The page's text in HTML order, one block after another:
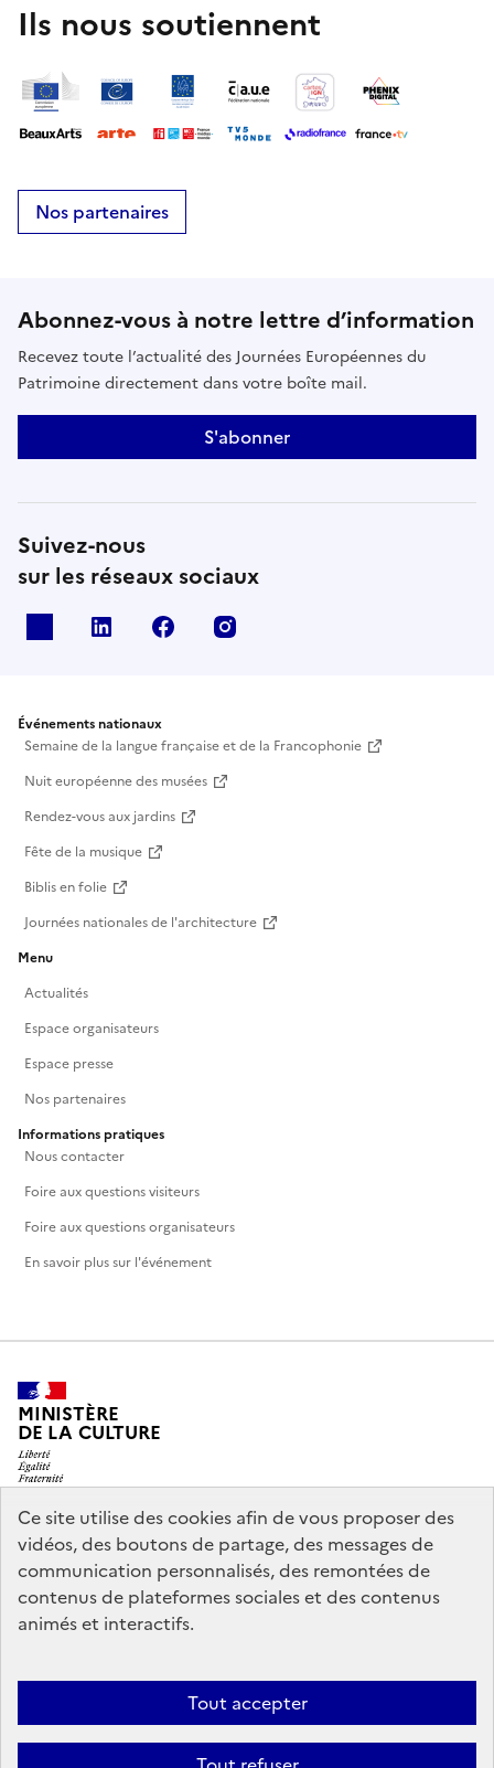
d'une femme qui, par son talent et son audace, a
ouvert un chemin encore peu emprunté à son
Journées du Matrimoine 2026
Ils nous soutiennent
Nos partenaires
Abonnez-vous à notre lettre d’information
Recevez toute l’actualité des Journées Européennes du
Patrimoine directement dans votre boîte mail.
S'abonner
Suivez-nous
sur les réseaux sociaux
Linkedin Facebook
Événements nationaux
Semaine de la langue française et de la Francophonie
Nuit européenne des musées
Rendez-vous aux jardins
Fête de la musique
Biblis en folie
Journées nationales de l'architecture
Menu
Actualités
Espace organisateurs
Espace presse
Nos partenaires
Informations pratiques
Nous contacter
Foire aux questions visiteurs
Foire aux questions organisateurs
En savoir plus sur l'événement
MINISTÈRE
DE LA CULTURE
legifrance.gouv.fr
info.gouv.fr
service-public.gouv.fr
data.gouv.fr
Mentions légales
conforme
Politique d’utilisation des témoins de connexion
Ce site utilise des cookies afin de vous proposer des
vidéos, des boutons de partage, des messages de
communication personnalisés, des remontées de
contenus de plateformes sociales et des contenus
animés et interactifs.
Tout accepter